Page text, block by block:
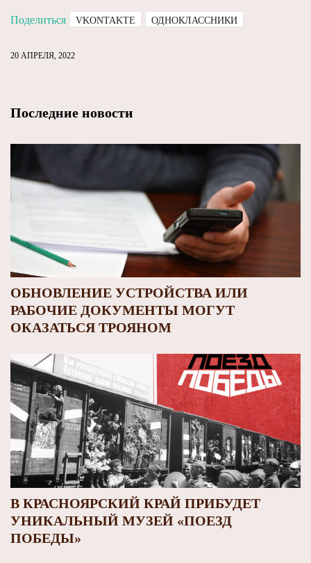
Поделиться VKONTAKTE ОДНОКЛАССНИКИ
20 АПРЕЛЯ, 2022
Последние новости
ОБНОВЛЕНИЕ УСТРОЙСТВА ИЛИ
РАБОЧИЕ ДОКУМЕНТЫ МОГУТ
ОКАЗАТЬСЯ ТРОЯНОМ
В КРАСНОЯРСКИЙ КРАЙ ПРИБУДЕТ
УНИКАЛЬНЫЙ МУЗЕЙ «ПОЕЗД
ПОБЕДЫ»